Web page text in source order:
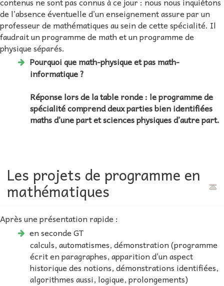
de l’absence éventuelle d’un enseignement assure par un
professeur de mathématiques au sein de cette spécialité. Il
faudrait un programme de math et un programme de
physique séparés.
Pourquoi que math-physique et pas math-
informatique ?
Réponse lors de la table ronde : le programme de
spécialité comprend deux parties bien identifiées
maths d’une part et sciences physiques d’autre part.
Les projets de programme en
mathématiques
Après une présentation rapide :
en seconde GT
calculs, automatismes, démonstration (programme
écrit en paragraphes, apparition d’un aspect
historique des notions, démonstrations identifiées,
algorithmes aussi, logique, prolongements)